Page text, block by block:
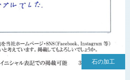
石の加工